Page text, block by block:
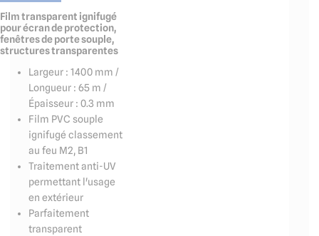
Film transparent ignifugé
pour écran de protection,
fenêtres de porte souple,
structures transparentes
Largeur : 1400 mm /
Longueur : 65 m /
Épaisseur : 0.3 mm
Film PVC souple
ignifugé classement
au feu M2, B1
Traitement anti-UV
permettant l'usage
en extérieur
Parfaitement
transparent